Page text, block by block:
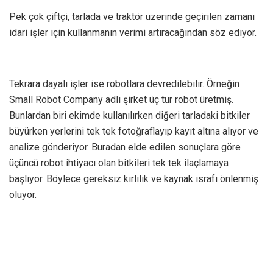
Pek çok çiftçi, tarlada ve traktör üzerinde geçirilen zamanı
idari işler için kullanmanın verimi artıracağından söz ediyor.
Tekrara dayalı işler ise robotlara devredilebilir. Örneğin
Small Robot Company adlı şirket üç tür robot üretmiş.
Bunlardan biri ekimde kullanılırken diğeri tarladaki bitkiler
büyürken yerlerini tek tek fotoğraflayıp kayıt altına alıyor ve
analize gönderiyor. Buradan elde edilen sonuçlara göre
üçüncü robot ihtiyacı olan bitkileri tek tek ilaçlamaya
başlıyor. Böylece gereksiz kirlilik ve kaynak israfı önlenmiş
oluyor.